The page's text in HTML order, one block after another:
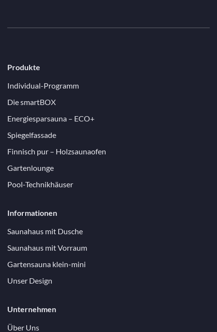
Produkte
Individual-Programm
Die smartBOX
Energiesparsauna – ECO+
Spiegelfassade
Finnisch pur – Holzsaunaofen
Gartenlounge
Pool-Technikhäuser
Informationen
Saunahaus mit Dusche
Saunahaus mit Vorraum
Gartensauna klein-mini
Unser Design
Unternehmen
Über Uns